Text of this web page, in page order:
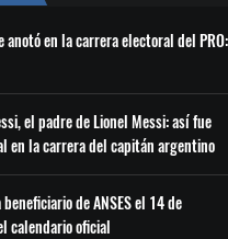
anotó en la carrera electoral del
el padre de Lionel Messi: así fue
en la carrera del capitán argentino
de ANSES el 14 de
calendario oficial